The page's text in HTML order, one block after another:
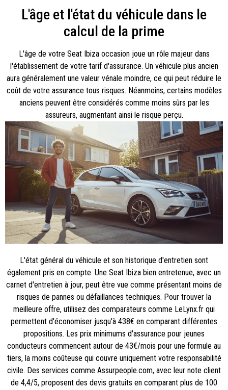
L'âge et l'état du véhicule dans le
calcul de la prime
L'âge de votre Seat Ibiza occasion joue un rôle majeur dans
l'établissement de votre tarif d'assurance. Un véhicule plus ancien
aura généralement une valeur vénale moindre, ce qui peut réduire le
coût de votre assurance tous risques. Néanmoins, certains modèles
anciens peuvent être considérés comme moins sûrs par les
assureurs, augmentant ainsi le risque perçu.
L'état général du véhicule et son historique d'entretien sont
également pris en compte. Une Seat Ibiza bien entretenue, avec un
carnet d'entretien à jour, peut être vue comme présentant moins de
risques de pannes ou défaillances techniques. Pour trouver la
meilleure offre, utilisez des comparateurs comme LeLynx.fr qui
permettent d'économiser jusqu'à 438€ en comparant différentes
propositions. Les prix minimums d'assurance pour jeunes
conducteurs commencent autour de 43€/mois pour une formule au
tiers, la moins coûteuse qui couvre uniquement votre responsabilité
civile. Des services comme Assurpeople.com, avec leur note client
de 4,4/5, proposent des devis gratuits en comparant plus de 100